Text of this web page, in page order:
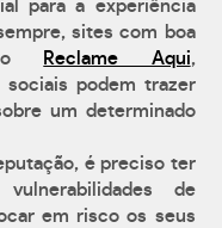
para a experiência
sites com boa
Reclame Aqui,
sociais podem trazer
um determinado
é preciso ter
de
em risco os seus